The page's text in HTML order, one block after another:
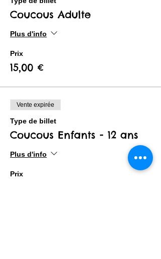
Coucous Adulte
Plus d'info
Prix
15,00 €
Vente expirée
Type de billet
Coucous Enfants - 12 ans
Plus d'info
Prix